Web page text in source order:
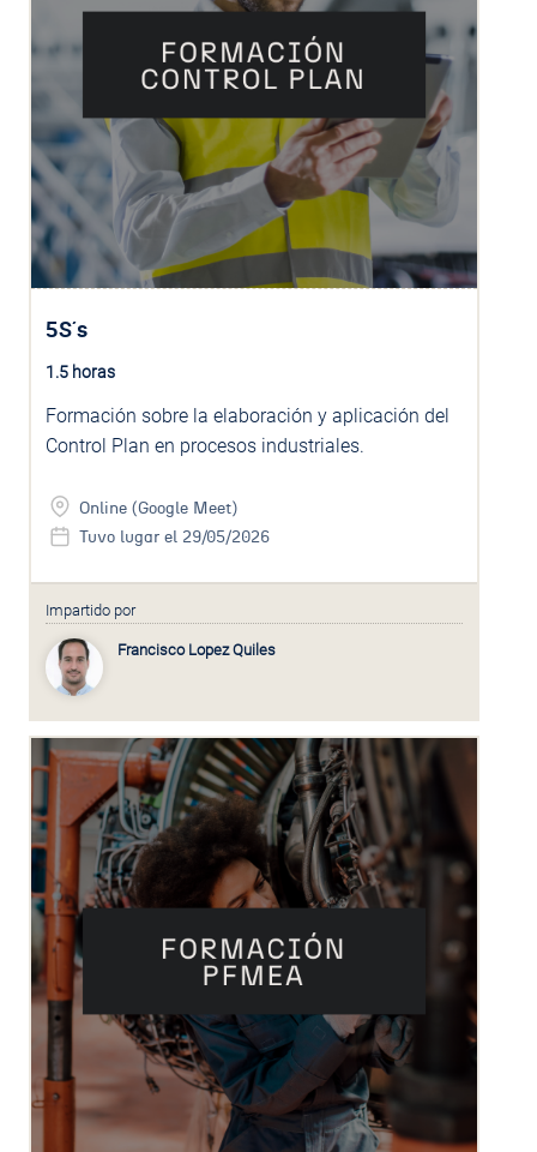
5S´s
1.5 horas
Formación sobre la elaboración y aplicación del
Control Plan en procesos industriales.
Online (Google Meet)
Tuvo lugar el 29/05/2026
Impartido por
Francisco Lopez Quiles